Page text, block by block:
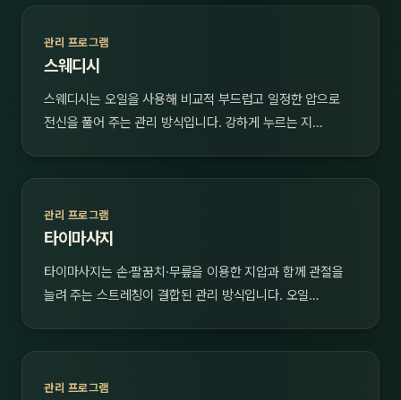
관리 프로그램
스웨디시
스웨디시는 오일을 사용해 비교적 부드럽고 일정한 압으로
전신을 풀어 주는 관리 방식입니다. 강하게 누르는 지…
관리 프로그램
타이마사지
타이마사지는 손·팔꿈치·무릎을 이용한 지압과 함께 관절을
늘려 주는 스트레칭이 결합된 관리 방식입니다. 오일…
관리 프로그램